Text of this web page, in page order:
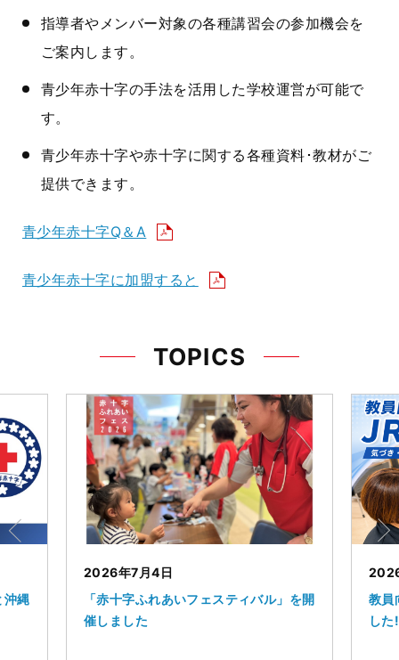
指導者やメンバー対象の各種講習会の参加機会を
ご案内します。
青少年赤十字の手法を活用した学校運営が可能で
す。
青少年赤十字や赤十字に関する各種資料･教材がご
提供できます。
青少年赤十字Q＆A
青少年赤十字に加盟すると
TOPICS
沖縄
2026年7月4日
「赤十字ふれあいフェスティバル」を開
催しました
教員
し